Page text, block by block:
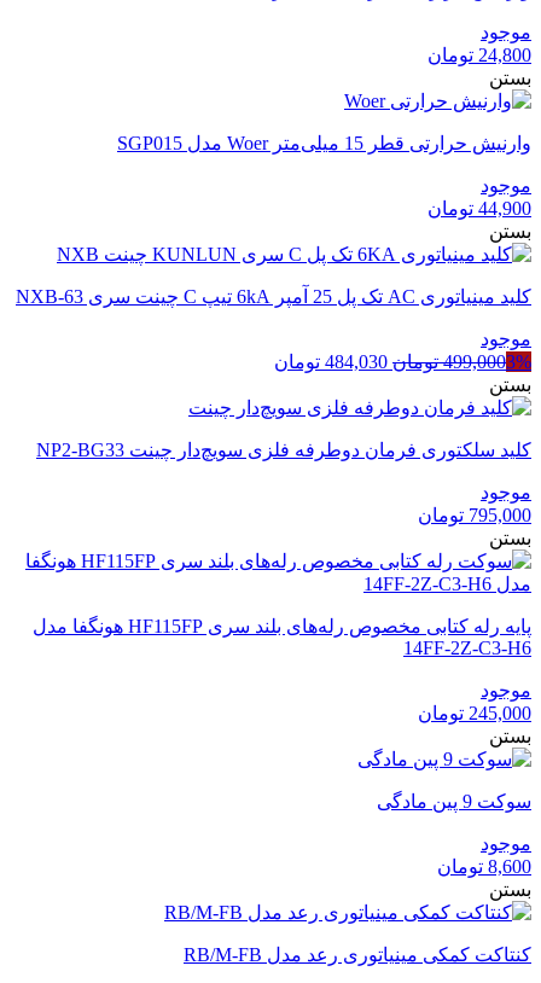
موجود
24,800 تومان
بستن
وارنیش حرارتی قطر 15 میلی‌متر Woer مدل SGP015
موجود
44,900 تومان
بستن
کلید مینیاتوری AC تک پل 25 آمپر 6kA تیپ C چینت سری NXB-63
موجود
3%
499,000 تومان قیمت
499,000 تومان
484,030 تومان
484,030 تومان
بستن
کلید سلکتوری فرمان دوطرفه فلزی سویچ‌دار چینت NP2-BG33
موجود
795,000 تومان
بستن
پایه رله کتابی مخصوص رله‌های بلند سری HF115FP هونگفا مدل
14FF-2Z-C3-H6
موجود
245,000 تومان
بستن
سوکت 9 پین مادگی
موجود
8,600 تومان
بستن
کنتاکت کمکی مینیاتوری رعد مدل RB/M-FB